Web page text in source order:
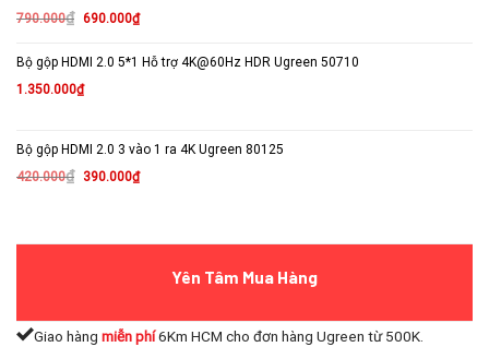
790.000₫ Giá
là:
790.000₫.
690.000₫Giá
tại
Bộ gộp HDMI 2.0 5*1 Hỗ trợ 4K@60Hz HDR Ugreen 50710
1.350.000₫
Bộ gộp HDMI 2.0 3 vào 1 ra 4K Ugreen 80125
420.000₫ Giá
420.000₫.
390.000₫Giá
là:
Yên Tâm Mua Hàng
Giao hàng miễn phí6Km HCM cho đơn hàng Ugreen từ 500K.